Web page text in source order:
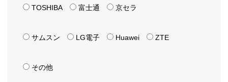
TOSHIBA 富士通 京セラ
サムスン LG電子 Huawei ZTE
その他